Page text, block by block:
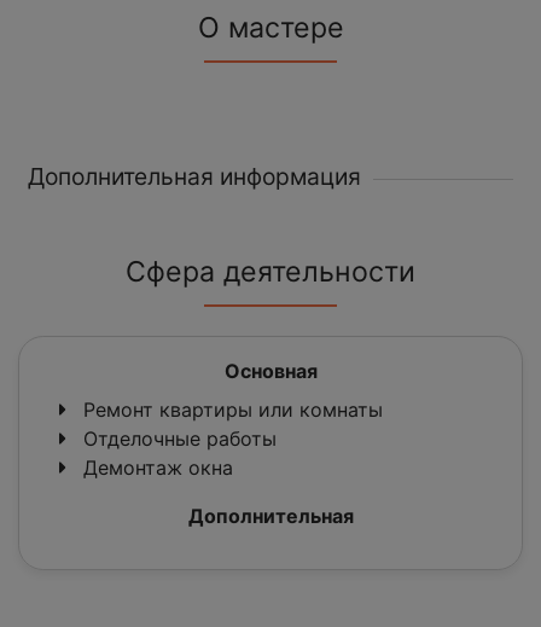
О мастере
Дополнительная информация
Сфера деятельности
Основная
Ремонт квартиры или комнаты
Отделочные работы
Демонтаж окна
Дополнительная